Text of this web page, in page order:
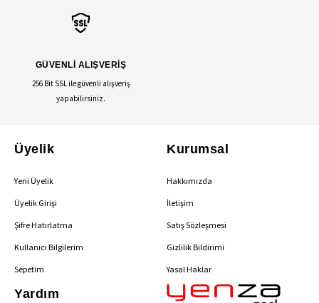
GÜVENLİ ALIŞVERİŞ
256 Bit SSL ile güvenli alışveriş
yapabilirsiniz.
Üyelik
Yeni Üyelik
Üyelik Girişi
Şifre Hatırlatma
Kullanıcı Bilgilerim
Sepetim
Kurumsal
Hakkımızda
İletişim
Satış Sözleşmesi
Gizlilik Bildirimi
Yasal Haklar
Yardım